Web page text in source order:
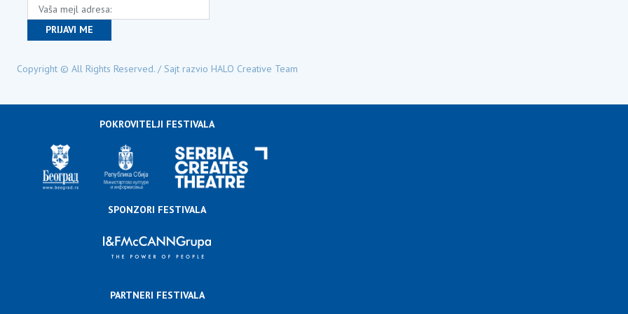
mejl adresa:
PRIJAVI ME
Copyright © All Rights Reserved. / Sajt razvio HALO Creative Team
POKROVITELJI FESTIVALA
SPONZORI FESTIVALA
PARTNERI FESTIVALA